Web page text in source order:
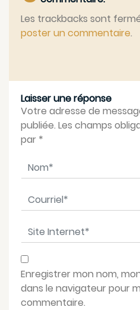
Les trackbacks sont
poster un commentaire.
Laisser une réponse
Votre adresse de
publiée. Les champs
par *
Nom*
Courriel*
Site Internet*
Enregistrer mon nom,
dans le navigateur pour
commentaire.